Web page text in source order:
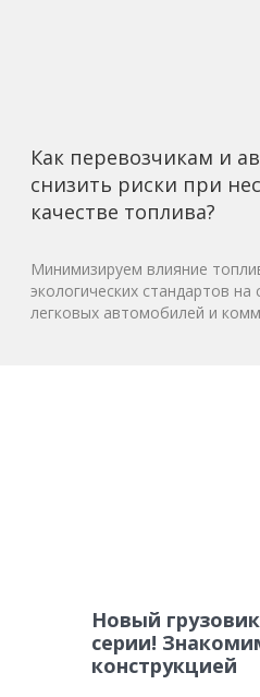
Как перевозчикам и
снизить риски при
качестве топлива?
Минимизируем влияние
экологических стандартов
легковых автомобилей и
Новый
серии!
конструкцией